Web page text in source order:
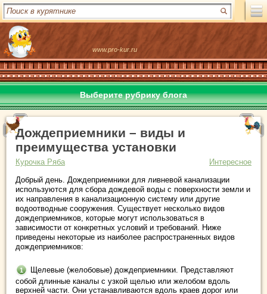
www.pro-kur.ru
Выберите рубрику блога
Дождеприемники – виды и
преимущества установки
Курочка Ряба
Интересное
Добрый день. Дождеприемники для ливневой канализации
используются для сбора дождевой воды с поверхности земли и
их направления в канализационную систему или другие
водоотводные сооружения. Существует несколько видов
дождеприемников, которые могут использоваться в
зависимости от конкретных условий и требований. Ниже
приведены некоторые из наиболее распространенных видов
дождеприемников:
Щелевые (желобовые) дождеприемники. Представляют
собой длинные каналы с узкой щелью или желобом вдоль
верхней части. Они устанавливаются вдоль краев дорог или